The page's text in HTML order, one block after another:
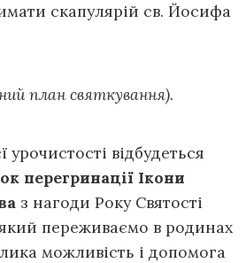
скапулярій св. Йосифа
план святкування).
урочистості відбудеться
перегринації Ікони
з нагоди Року Святості
переживаємо в родинах
можливість і допомога